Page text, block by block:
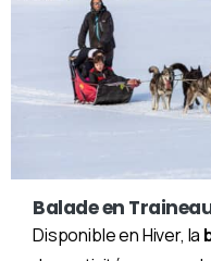
Balade en
Disponible en Hiver, la